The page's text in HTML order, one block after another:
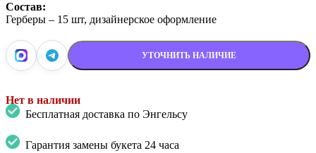
Состав:
Герберы – 15 шт, дизайнерское оформление
УТОЧНИТЬ НАЛИЧИЕ
Нет в наличии
Бесплатная доставка по Энгельсу
Гарантия замены букета 24 часа